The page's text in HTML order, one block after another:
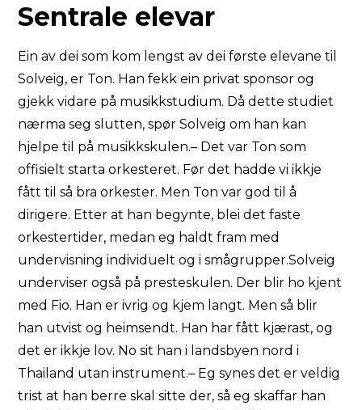
Sentrale elevar
Ein av dei som kom lengst av dei første elevane til
Solveig, er Ton. Han fekk ein privat sponsor og
gjekk vidare på musikkstudium. Då dette studiet
nærma seg slutten, spør Solveig om han kan
hjelpe til på musikkskulen.– Det var Ton som
offisielt starta orkesteret. Før det hadde vi ikkje
fått til så bra orkester. Men Ton var god til å
dirigere. Etter at han begynte, blei det faste
orkestertider, medan eg haldt fram med
undervisning individuelt og i smågrupper.Solveig
underviser også på presteskulen. Der blir ho kjent
med Fio. Han er ivrig og kjem langt. Men så blir
han utvist og heimsendt. Han har fått kjærast, og
det er ikkje lov. No sit han i landsbyen nord i
Thailand utan instrument.– Eg synes det er veldig
trist at han berre skal sitte der, så eg skaffar han